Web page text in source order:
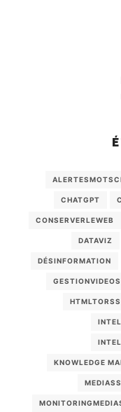
CHATGPT
CONSERVERLEWEB
DATAVIZ
DÉSINFORMATION
GESTIONVIDEOS
HTMLTORSS
KNOWLEDGE